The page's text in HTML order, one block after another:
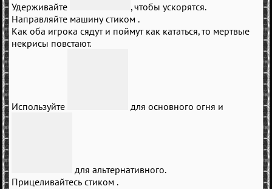
Удерживайте
, чтобы ускорятся.
Направляйте машину стиком .
Как оба игрока сядут и поймут как кататься, то мертвые
некрисы повстают.
Используйте для основного огня и
для альтернативного.
Прицеливайтесь стиком .